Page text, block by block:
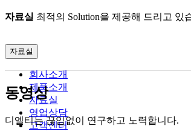
자료실 최적의 Solution을 제공해 드리고 있
자료실
회사소개
제품소개
자료실
영업상담
고객센터
동영상
디엘티는 끊임없이 연구하고 노력합니다.